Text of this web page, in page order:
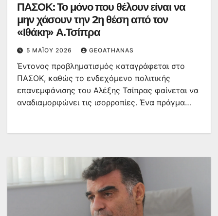
ΠΑΣΟΚ: Το μόνο που θέλουν είναι να
μην χάσουν την 2η θέση από τον
«Ιθάκη» Α.Τσίπρα
5 ΜΑΪ́ΟΥ 2026 GEOATHANAS
Έντονος προβληματισμός καταγράφεται στο
ΠΑΣΟΚ, καθώς το ενδεχόμενο πολιτικής
επανεμφάνισης του Αλέξης Τσίπρας φαίνεται να
αναδιαμορφώνει τις ισορροπίες. Ένα πράγμα…